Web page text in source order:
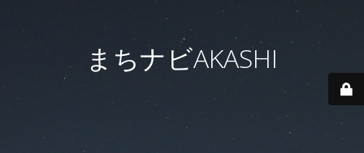
まちナビAKASHI